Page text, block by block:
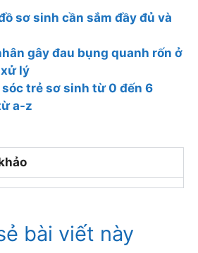
sơ sinh cần sắm đầy đủ và
gây đau bụng quanh rốn ở
lý
sóc trẻ sơ sinh từ 0 đến 6
a-z
bài viết này